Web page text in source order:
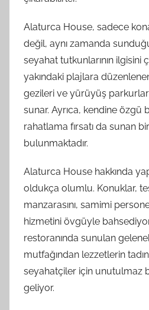
Alaturca House, sadece
değil, aynı zamanda
seyahat tutkunlarının ilgisini
yakındaki plajlara
gezileri ve yürüyüş
sunar. Ayrıca, kendine özgü
rahatlama fırsatı da sunan
bulunmaktadır.
Alaturca House hakkında
oldukça olumlu. Konuklar,
manzarasını, samimi
hizmetini övgüyle
restoranında sunulan
mutfağından lezzetlerin
seyahatçiler için unutulmaz
geliyor.